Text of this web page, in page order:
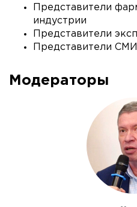
Представители
индустрии
Представители
Представители СМИ
Модераторы